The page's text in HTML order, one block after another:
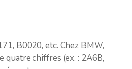
B0020, etc. Chez BMW,
quatre chiffres (ex. : 2A6B,